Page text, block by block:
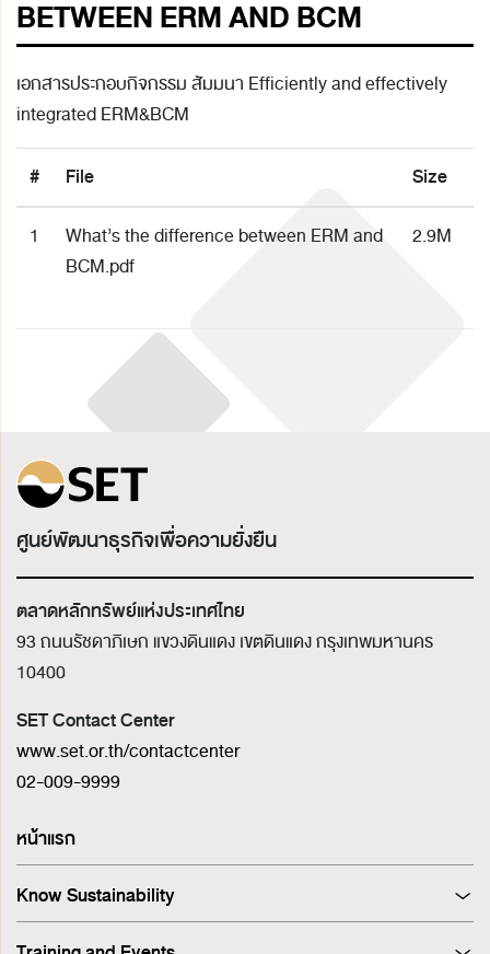
BETWEEN ERM AND BCM
เอกสารประกอบกิจกรรม สัมมนา Efficiently and effectively
integrated ERM&BCM
# File Size
1
What’s the difference between ERM and
BCM.pdf
2.9M
ศูนย์พัฒนาธุรกิจเพื่อความยั่งยืน
ตลาดหลักทรัพย์แห่งประเทศไทย
93 ถนนรัชดาภิเษก แขวงดินแดง เขตดินแดงกรุงเทพมหานคร
10400
SET Contact Center
www.set.or.th/contactcenter
02-009-9999
หน้าแรก
Know Sustainability
Sustainability at A Glance